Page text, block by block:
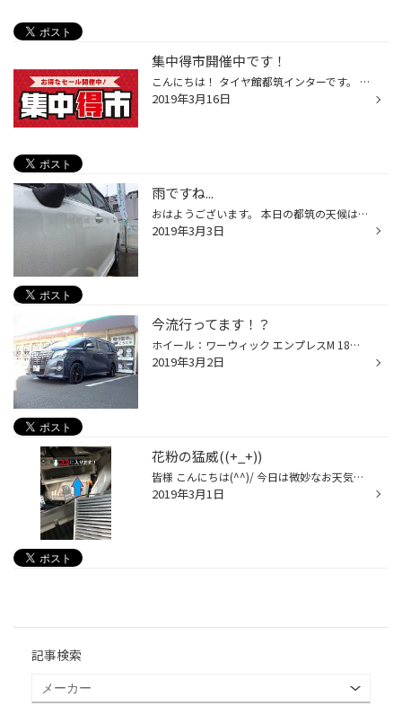
集中得市開催中です！
こんにちは！ タイヤ館都筑インターです。 集中得市開催中でーーーーす！！！ 店内も集中得市一色です。 是非、この機会にタイヤ館都筑インターまでお越しください。 皆様のご来店を心よりお待ちしております。 アクセス 神奈川県横浜市都筑区早渕1-29-1 タイヤ館 都筑インター店 ＃都筑タイヤ ＃集...
2019年3月16日
雨ですね...
おはようございます。 本日の都筑の天候は、雨です。 お車でお出かけの際にはお気を付けて。 タイヤ館都筑インターでは、雨の日の対策品として、ワイパーなどもご用意しております。 またその他にも、車内をクリーンに、エアコンフィルターや雨に強いタイヤもご用意しております。 安全点検も行って...
2019年3月3日
今流行ってます！？
ホイール：ワーウィック エンプレスM 18ｘ8J 5/114+38 こんにちは タイヤ館 都筑インターです。 本日は、ホイールの交換させていただきました。 とてもカッコイイですね！ 今、黒いホイールが流行っております。 気になる方は、是非お店まで！ 本日はご来店誠にありがとうございます。 またのご来店...
2019年3月2日
花粉の猛威((+_+))
皆様 こんにちは(^^)/ 今日は微妙なお天気ですね。(●´з`●) 私はこの時期、毎日雨でいいです。。。 今日は目も鼻も痒い事！(''Д'') 泣きたい…(´；ω；`)ｳｩｩ 皆様はいかがお過ごしでしょうか？ 当店本日、エアコンフィルターの交換依頼が多いです！ ダッシュボードの奥でひっそり汚れを取ってくれてい...
2019年3月1日
記事検索